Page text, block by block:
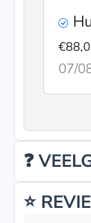
07/
❓
⭐